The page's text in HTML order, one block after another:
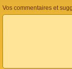
Vos commentaires et